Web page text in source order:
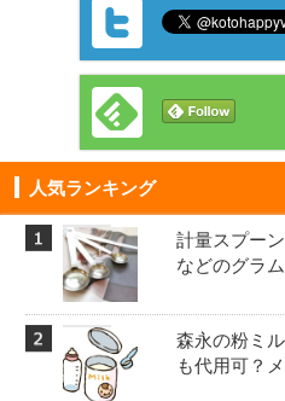
人気ランキング
計量スプー
などのグラ
森永の粉ミ
も代用可？